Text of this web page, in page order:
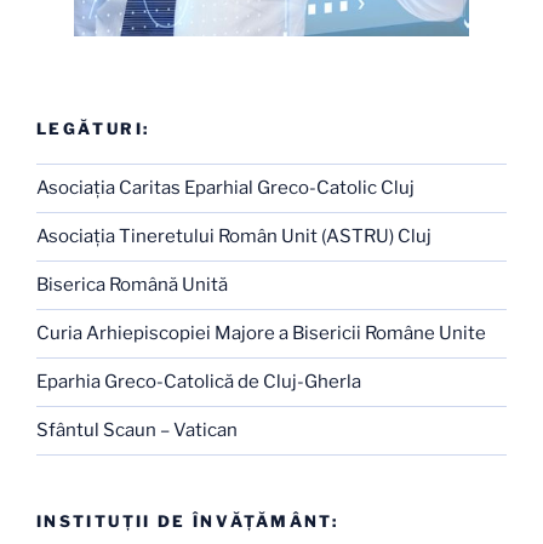
LEGĂTURI:
Asociaţia Caritas Eparhial Greco-Catolic Cluj
Asociaţia Tineretului Român Unit (ASTRU) Cluj
Biserica Română Unită
Curia Arhiepiscopiei Majore a Bisericii Române Unite
Eparhia Greco-Catolică de Cluj-Gherla
Sfântul Scaun – Vatican
INSTITUŢII DE ÎNVĂŢĂMÂNT: